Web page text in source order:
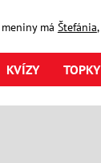
meniny má Štefánia
KVÍZY